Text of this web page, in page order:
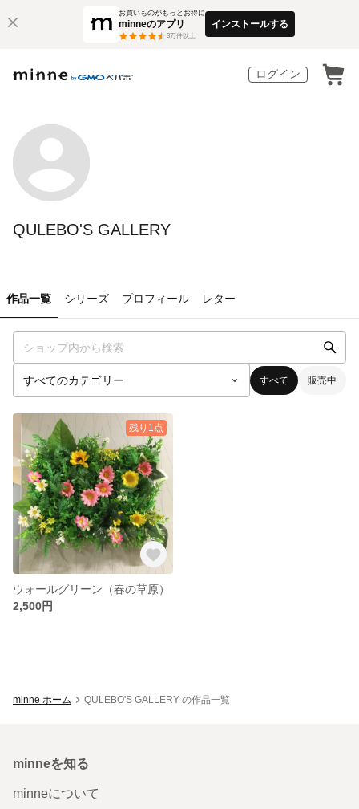
お買いものがもっとお得に
minneのアプリ
3万件以上
インストールする
ログイン
QULEBO'S GALLERY
作品一覧 シリーズ プロフィール レター
すべて 販売中
残り1点
ウォールグリーン（春の草原）
2,500円
minne ホーム QULEBO'S GALLERY の作品一覧
minneを知る
minneについて